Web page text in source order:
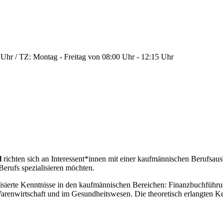
/ TZ: Montag - Freitag von 08:00 Uhr - 12:15 Uhr
richten sich an Interessent*innen mit einer kaufmännischen
spezialisieren möchten.
Kenntnisse in den kaufmännischen Bereichen:
und im Gesundheitswesen. Die theoretisch erlangten